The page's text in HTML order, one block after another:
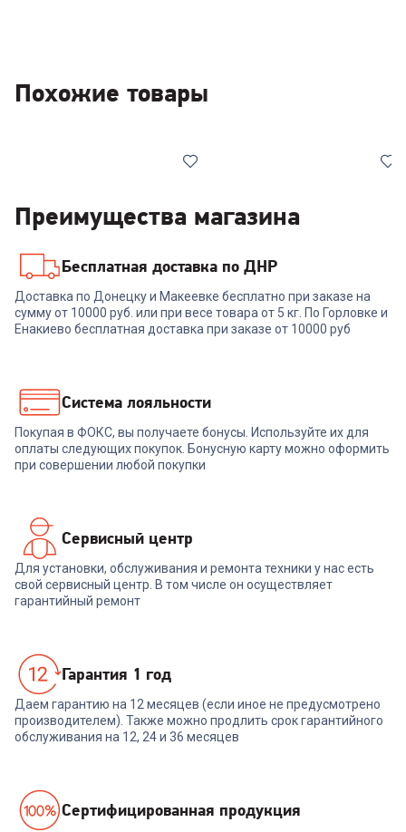
Похожие товары
Холодильник LG GA-
B509CLCL
57 999₽
В корзину
Холодильник LG GA-
B509MCZL
В корзину
Преимущества магазина
Бесплатная доставка по ДНР
Доставка по Донецку и Макеевке бесплатно при заказе на
сумму от 10000 руб. или при весе товара от 5 кг. По Горловке и
Енакиево бесплатная доставка при заказе от 10000 руб
Система лояльности
Покупая в ФОКС, вы получаете бонусы. Используйте их для
оплаты следующих покупок. Бонусную карту можно оформить
при совершении любой покупки
Сервисный центр
Для установки, обслуживания и ремонта техники у нас есть
свой сервисный центр. В том числе он осуществляет
гарантийный ремонт
Гарантия 1 год
Даем гарантию на 12 месяцев (если иное не предусмотрено
производителем). Также можно продлить срок гарантийного
обслуживания на 12, 24 и 36 месяцев
Cертифицированная продукция